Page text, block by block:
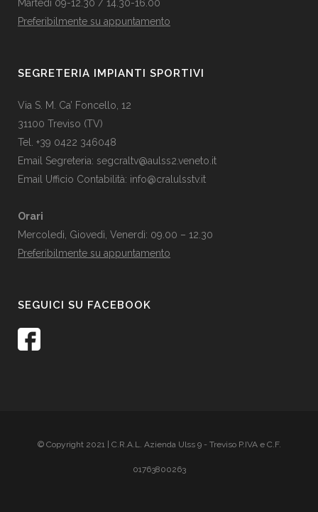
Martedì 09-12.30 / 14.30-16.00
Preferibilmente su appuntamento
SEGRETERIA IMPIANTI SPORTIVI
Via S. M. Ca’ Foncello, 12
31100 Treviso (TV)
Tel. +39 0422 346048
Email Segreteria: segcraltv@aulss2.veneto.it
Email Ufficio Contabilità: info@cralulsstv.it
Orari
Mercoledì, Giovedì, Venerdì: 09.00 – 12.30
Preferibilmente su appuntamento
SEGUICI SU FACEBOOK
© Copyright 2021 | C.R.A.L. Azienda Ulss 9 - Treviso P.IVA e C.F.
01763800263